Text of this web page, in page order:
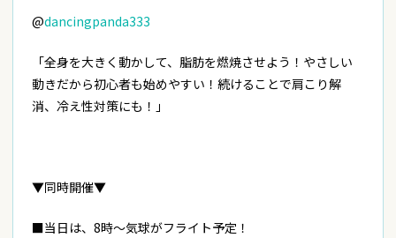
@dancingpanda333
「全身を大きく動かして、脂肪を燃焼させよう！やさしい
動きだから初心者も始めやすい！続けることで肩こり解
消、冷え性対策にも！」
▼同時開催▼
■当日は、8時〜気球がフライト予定！